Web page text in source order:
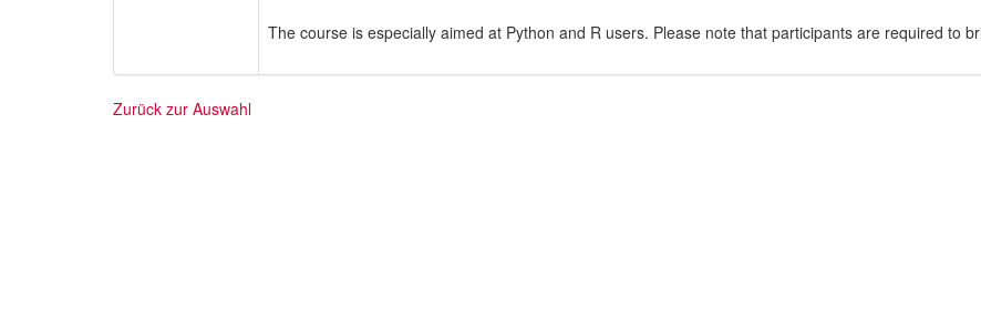
The course is especially aimed at Python and R users. Please note that participants are required to
Zurück zur Auswahl